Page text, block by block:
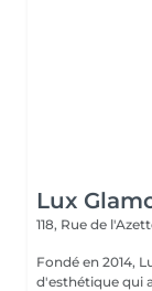
Lux
118, Rue de
Fondé en 2014,
d'esthétique qui